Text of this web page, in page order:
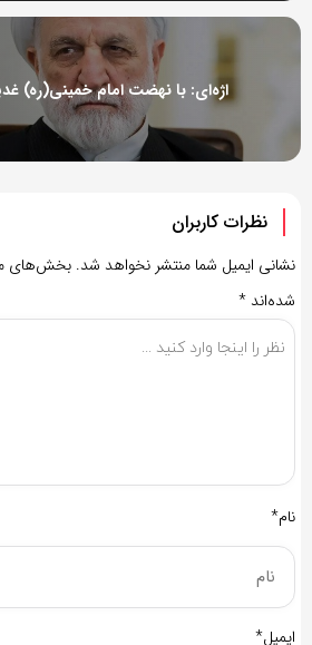
نظرات کاربران
نشانی ایمیل شما منتشر نخواهد شد. بخش‌های
شده‌اند *
نام*
ایمیل*